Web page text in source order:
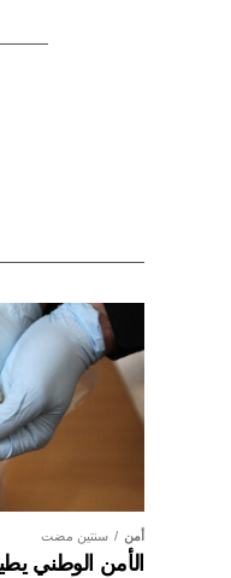
أمن سنتين مضت
الأمن الوطني